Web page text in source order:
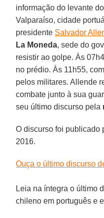
informação do levante
Valparaíso, cidade
presidente Salvador
La Moneda, sede do
resistir ao golpe. Às
no prédio. Às 11h55,
pelos militares. Allende
combate junto à sua
seu último discurso pela
O discurso foi publicado
2016.
Ouça o último discurso
Leia na íntegra o último
chileno em português e